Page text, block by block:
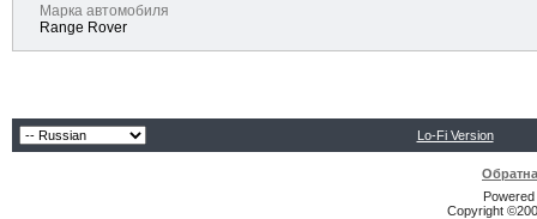
Марка автомобиля
Range Rover
Lo-Fi Version
Copyright